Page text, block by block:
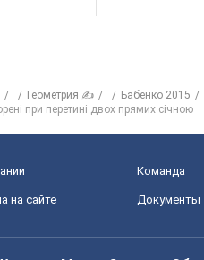
Геометрия ✍ Бабенко 2015
при перетині двох прямих січною
Команда
на сайте Документы